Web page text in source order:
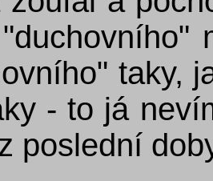
taky,
- to já
poslední